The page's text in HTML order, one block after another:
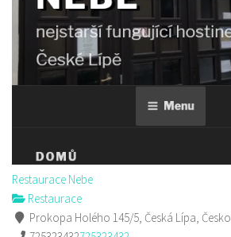
Restaurace Nebe
Restaurace
Prokopa Holého 145/5, Česká Lípa, Česko